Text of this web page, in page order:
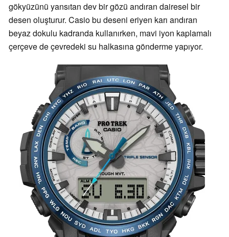
gökyüzünü yansıtan dev bir gözü andıran dairesel bir
desen oluşturur. Casio bu deseni eriyen karı andıran
beyaz dokulu kadranda kullanırken, mavi iyon kaplamalı
çerçeve de çevredeki su halkasına gönderme yapıyor.